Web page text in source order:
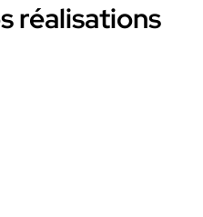
réalisations